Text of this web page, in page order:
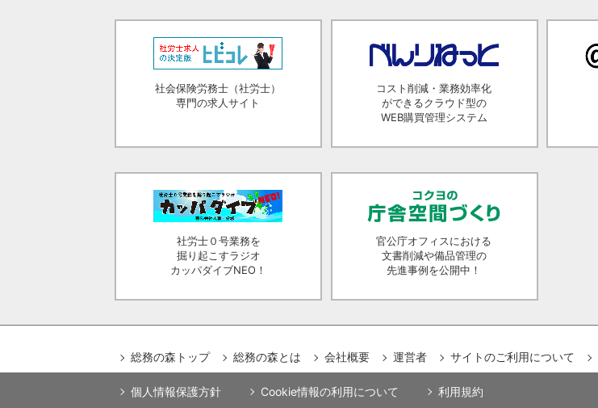
社会保険労務士（社労士）
専門の求人サイト
コスト削減・業務効率化
ができるクラウド型の
WEB購買管理システム
社労士０号業務を
掘り起こすラジオ
カッパダイブNEO！
官公庁オフィスにおける
文書削減や備品管理の
先進事例を公開中！
総務の森トップ 総務の森とは 会社概要 運営者 サイトのご利用について
個人情報保護方針 Cookie情報の利用について 利用規約